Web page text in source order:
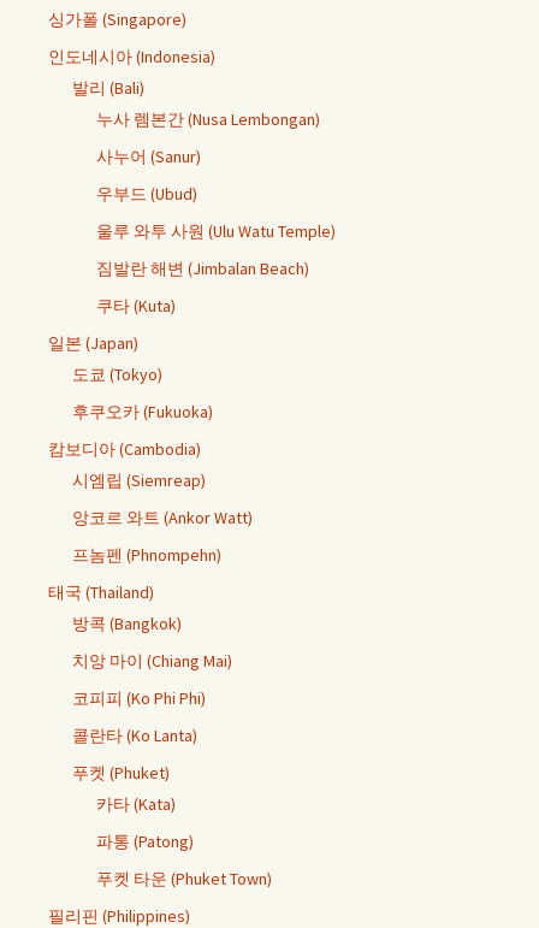
싱가폴 (Singapore)
인도네시아 (Indonesia)
발리 (Bali)
누사 렘본간 (Nusa Lembongan)
사누어 (Sanur)
우부드 (Ubud)
울루 와투 사원 (Ulu Watu Temple)
짐발란 해변 (Jimbalan Beach)
쿠타 (Kuta)
일본 (Japan)
도쿄 (Tokyo)
후쿠오카 (Fukuoka)
캄보디아 (Cambodia)
시엠립 (Siemreap)
앙코르 와트 (Ankor Watt)
프놈펜 (Phnompehn)
태국 (Thailand)
방콕 (Bangkok)
치앙 마이 (Chiang Mai)
코피피 (Ko Phi Phi)
콜란타 (Ko Lanta)
푸켓 (Phuket)
카타 (Kata)
파통 (Patong)
푸켓 타운 (Phuket Town)
필리핀 (Philippines)